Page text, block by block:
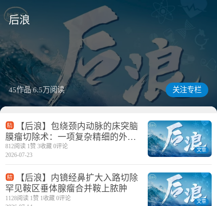
后浪
45作品 6.5万阅读 关注专栏
【后浪】包绕颈内动脉的床突脑
膜瘤切除术：一项复杂精细的外科
手术
812阅读 1赞 3收藏 0评论
2026-07-23
文章
【后浪】内镜经鼻扩大入路切除
罕见鞍区垂体腺瘤合并鞍上脓肿
1128阅读 1赞 1收藏 0评论
文章